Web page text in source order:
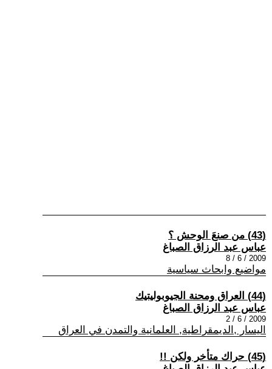
(43) من صنعَ الوحش ؟
عباس عبد الرزاق الصباغ
2009 / 6 / 8
مواضيع وابحاث سياسية
(44) العراق ومحنة الجيوبوليتيك
عباس عبد الرزاق الصباغ
2009 / 6 / 2
اليسار ,الديمقراطية, العلمانية والتمدن في العراق
(45) حراك متأخر ولكن !!